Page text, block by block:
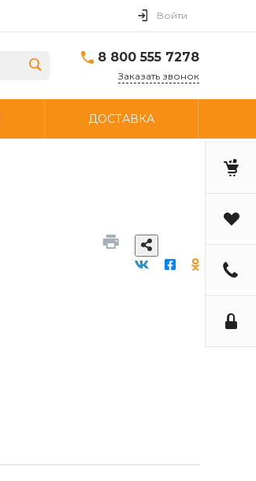
Войти
8 800 555 7278
Заказать звонок
ДОСТАВКА